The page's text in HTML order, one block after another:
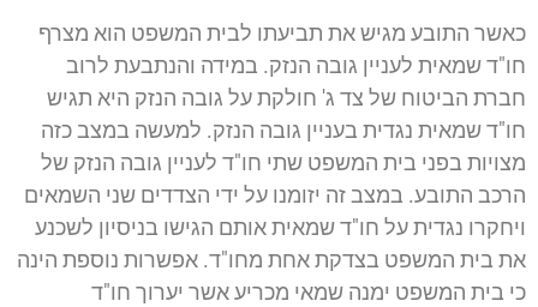
כאשר התובע מגיש את תביעתו לבית המשפט הוא מצרף
חו"ד שמאית לעניין גובה הנזק. במידה והנתבעת לרוב
חברת הביטוח של צד ג' חולקת על גובה הנזק היא תגיש
חו"ד שמאית נגדית בעניין גובה הנזק. למעשה במצב כזה
מצויות בפני בית המשפט שתי חו"ד לעניין גובה הנזק של
הרכב התובע. במצב זה יזומנו על ידי הצדדים שני השמאים
ויחקרו נגדית על חו"ד שמאית אותם הגישו בניסיון לשכנע
את בית המשפט בצדקת אחת מחו"ד. אפשרות נוספת הינה
כי בית המשפט ימנה שמאי מכריע אשר יערוך חו"ד